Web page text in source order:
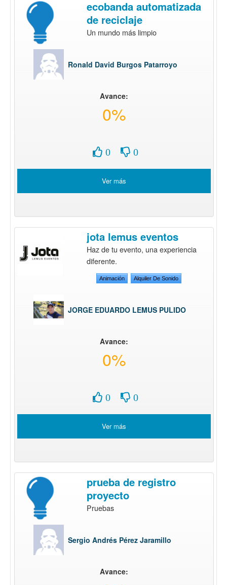
ecobanda automatizada
de reciclaje
Un mundo más limpio
Ronald David Burgos Patarroyo
Avance:
0%
0 0
Ver más
jota lemus eventos
Haz de tu evento, una experiencia
diferente.
Animación Alquiler De Sonido
JORGE EDUARDO LEMUS PULIDO
Avance:
0%
0 0
Ver más
prueba de registro
proyecto
Pruebas
Sergio Andrés Pérez Jaramillo
Avance: